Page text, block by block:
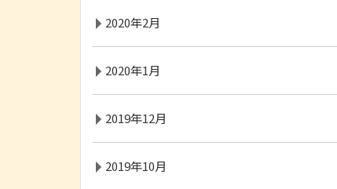
2020年2月
2020年1月
2019年12月
2019年10月